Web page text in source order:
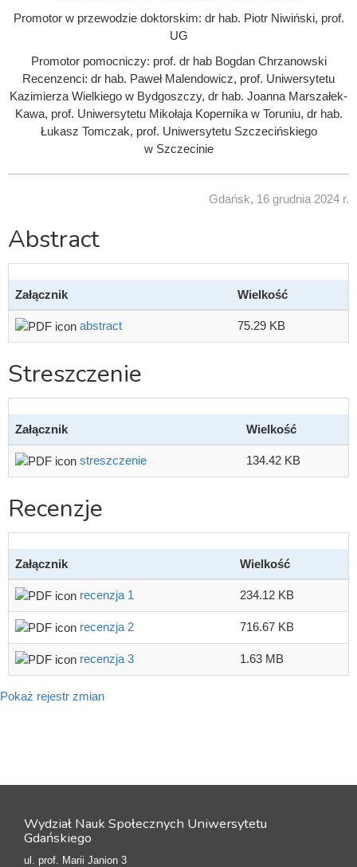
Promotor w przewodzie doktorskim: dr hab. Piotr Niwiński, prof.
UG
Promotor pomocniczy: prof. dr hab Bogdan Chrzanowski
Recenzenci: dr hab. Paweł Malendowicz, prof. Uniwersytetu
Kazimierza Wielkiego w Bydgoszczy, dr hab. Joanna Marszałek-
Kawa, prof. Uniwersytetu Mikołaja Kopernika w Toruniu, dr hab.
Łukasz Tomczak, prof. Uniwersytetu Szczecińskiego
w Szczecinie
Gdańsk, 16 grudnia 2024 r.
Abstract
Załącznik Wielkość
abstract 75.29 KB
Streszczenie
Załącznik Wielkość
streszczenie 134.42 KB
Recenzje
Załącznik Wielkość
recenzja 1 234.12 KB
recenzja 2 716.67 KB
recenzja 3 1.63 MB
Pokaż rejestr zmian
Wydział Nauk Społecznych Uniwersytetu
Gdańskiego
ul. prof. Marii Janion 3